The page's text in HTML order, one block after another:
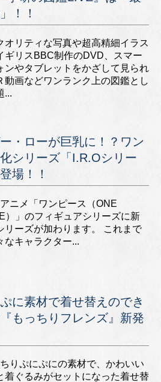
！！
オリティな写真や超高精細イラス
ギリスBBC制作のDVD、スマー
ンやタブレットをかざして見られ
動画などワンランク上の図鑑とし
...
・ローが巨乳に！？ワン
シリーズ「I.R.Oシリー
場！！
ニメ「ワンピース（ONE
）」のフィギュアシリーズに新
リーズが加わります。 これまで
なキャラクター...
に素材で着せ替えのでき
もっちりフレンズ』新発
りぷにぷにの素材で、かわいい
着ぐるみがセットになった着せ替